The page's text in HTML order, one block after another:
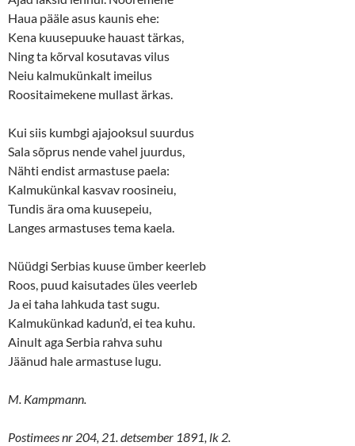
Haua pääle asus kaunis ehe:
Kena kuusepuuke hauast tärkas,
Ning ta kõrval kosutavas vilus
Neiu kalmukünkalt imeilus
Roositaimekene mullast ärkas.
Kui siis kumbgi ajajooksul suurdus
Sala sõprus nende vahel juurdus,
Nähti endist armastuse paela:
Kalmukünkal kasvav roosineiu,
Tundis ära oma kuusepeiu,
Langes armastuses tema kaela.
Nüüdgi Serbias kuuse ümber keerleb
Roos, puud kaisutades üles veerleb
Ja ei taha lahkuda tast sugu.
Kalmukünkad kadun’d, ei tea kuhu.
Ainult aga Serbia rahva suhu
Jäänud hale armastuse lugu.
M. Kampmann.
Postimees nr 204, 21. detsember 1891, lk 2.